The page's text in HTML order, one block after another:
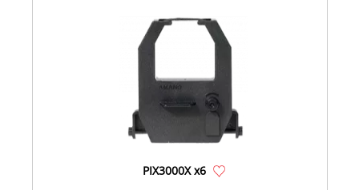
PIX3000X x6